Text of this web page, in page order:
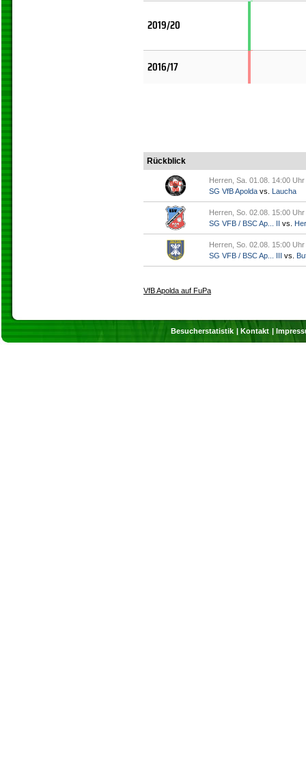
2019/20
2016/17
Rückblick
Herren, Sa. 01.08. 14:00 Uhr
SG VfB Apolda vs. Laucha
Herren, So. 02.08. 15:00 Uhr
SG VFB / BSC Ap... II
vs.
Herren, So. 02.08. 15:00 Uhr
SG VFB / BSC Ap... III
vs.
VfB Apolda auf FuPa
Besucherstatistik Kontakt